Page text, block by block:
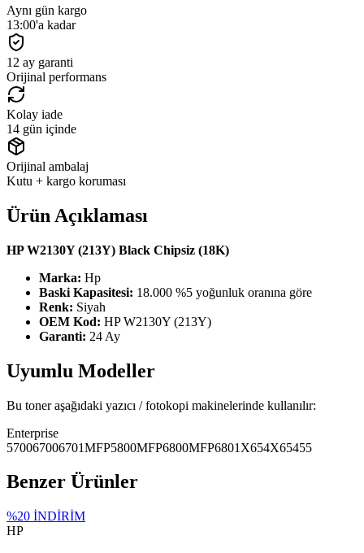
Aynı gün kargo
13:00'a kadar
12 ay garanti
Orijinal performans
Kolay iade
14 gün içinde
Orijinal ambalaj
Kutu + kargo koruması
Ürün Açıklaması
HP W2130Y (213Y) Black Chipsiz (18K)
Marka: Hp
Baski Kapasitesi: 18.000 %5 yoğunluk oranına göre
Renk: Siyah
OEM Kod: HP W2130Y (213Y)
Garanti: 24 Ay
Uyumlu Modeller
Bu toner aşağıdaki yazıcı / fotokopi makinelerinde kullanılır:
Enterprise
570067006701MFP5800MFP6800MFP6801 X654X65455
Benzer Ürünler
%20 İNDİRİM
HP